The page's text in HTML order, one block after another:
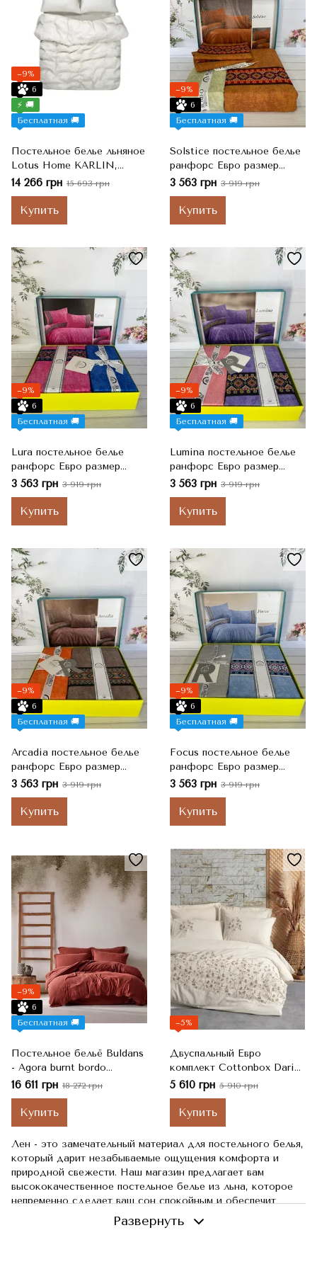
−9%
6
⚡ 🚚
Бесплатная 🚚
Постельное белье льняное
Lotus Home KARLIN,
Stripe Linen Полосатый +
Лен, Евро, 200x220 см,
260x280 см, 50x70 см
14 266 грн 15 693 грн
Купить
−9%
6
Бесплатная 🚚
Solstice постельное белье
ранфорс Евро размер
Romeo home Турция
3 563 грн 3 919 грн
Купить
−9%
6
Бесплатная 🚚
Lura постельное белье
ранфорс Евро размер
Romeo home Турция
3 563 грн 3 919 грн
Купить
−9%
6
Бесплатная 🚚
Lumina постельное белье
ранфорс Евро размер
Romeo home Турция
3 563 грн 3 919 грн
Купить
−9%
6
Бесплатная 🚚
Arcadia постельное белье
ранфорс Евро размер
Romeo home Турция
3 563 грн 3 919 грн
Купить
−9%
6
Бесплатная 🚚
Focus постельное белье
ранфорс Евро размер
Romeo home Турция
3 563 грн 3 919 грн
Купить
−9%
6
Бесплатная 🚚
Постельное бельё Buldans
- Agora burnt bordo
бордовый евро
16 611 грн 18 272 грн
Купить
−5%
Двуспальный Евро
комплект Cottonbox Darian
с вышивкой хлопок/лен,
Bej Бежевый, 200х220 см,
260x240 см, 50⨉70 - 4шт
5 610 грн 5 910 грн
Купить
Лен - это замечательный материал для постельного белья,
который дарит незабываемые ощущения комфорта и
природной свежести. Наш магазин предлагает вам
высококачественное постельное белье из льна, которое
непременно сделает ваш сон спокойным и обеспечит
Развернуть